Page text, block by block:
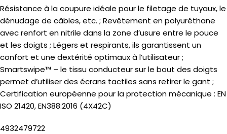
Résistance à la coupure idéale pour le filetage de tuyaux, le
dénudage de câbles, etc. ; Revêtement en polyuréthane
avec renfort en nitrile dans la zone d’usure entre le pouce
et les doigts ; Légers et respirants, ils garantissent un
confort et une dextérité optimaux à l’utilisateur ;
Smartswipe™ – le tissu conducteur sur le bout des doigts
permet d’utiliser des écrans tactiles sans retirer le gant ;
Certification européenne pour la protection mécanique : EN
ISO 21420, EN388:2016 (4X42C)
4932479722